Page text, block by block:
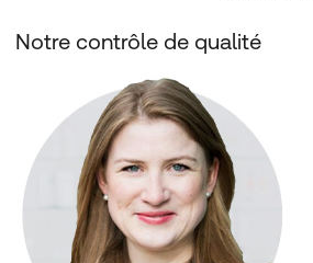
Notre contrôle de qualité